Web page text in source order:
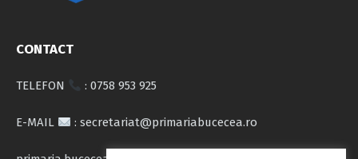
CONTACT
TELEFON : 0758 953 925
E-MAIL : secretariat@primariabucecea.ro